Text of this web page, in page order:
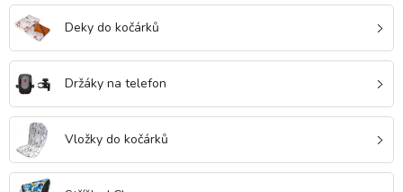
Deky do kočárků
Držáky na telefon
Vložky do kočárků